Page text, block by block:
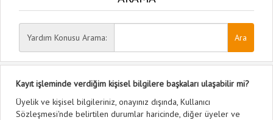
Yardım Konusu Arama:
Kayıt işleminde verdiğim kişisel bilgilere başkaları ulaşabilir mi?
Üyelik ve kişisel bilgileriniz, onayınız dışında, Kullanıcı
Sözleşmesi'nde belirtilen durumlar haricinde, diğer üyeler ve